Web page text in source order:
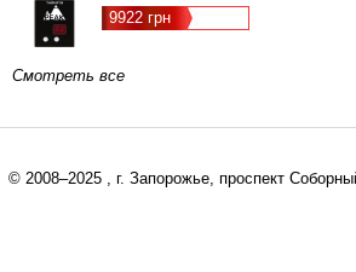
9922 грн
Смотреть все
© 2008–2025 , г. Запорожье, проспект